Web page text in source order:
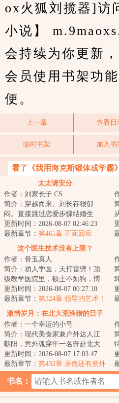
ox火狐刘揽器]访
小说】
会持续为你更新
会员使用书架功
便。
上一章 查看目
临时书架 加入书
看了《我用海克斯锻体成学霸
太太请安分
作者：刘家长子.CS
简介：穿越而来。刘长存很郁
闷。直接跳过恋爱步骤结婚生
子，喜提一儿一女。大儿子在家
乖巧懂事，可在外却...
更新时间：2026-08-07 02:46:23
最新章节： 第465章 正面回应
这个医生技术没有上限？
作者：骨玉真人
简介：劝人学医，天打雷劈！顶
级教学医院里，硕士不如狗，博
士遍地走。学霸、学神遍地走。
教授高高在上，...
更新时间：2026-08-07 00:27:10
最新章节： 第324章 领导的艺术！
激情岁月：在北大荒渔猎的日子
作者：一个幸运的小号
简介：现代美食家兼户外达人江
朝阳，意外魂穿年一名奔赴北大
荒的支边青年。面对黑土地的广
袤与馈赠，也面...
更新时间：2026-08-07 17:03:47
最新章节： 第432章 居然还有意外
书名：